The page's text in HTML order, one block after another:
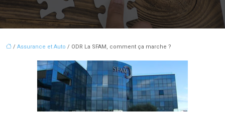
/ Assurance et Auto / ODR La SFAM, comment ça marche ?